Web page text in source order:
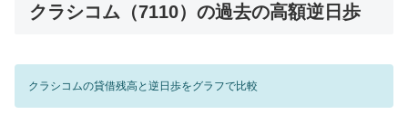
クラシコム（7110）の過去の高額逆日歩
クラシコムの貸借残高と逆日歩をグラフで比較